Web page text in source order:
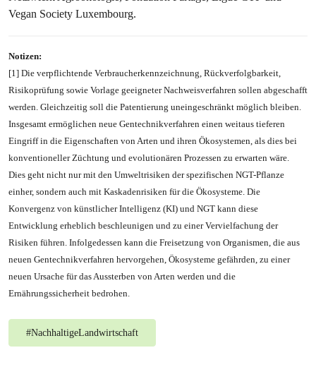
Vegan Society Luxembourg.
Notizen:
[1] Die verpflichtende Verbraucherkennzeichnung, Rückverfolgbarkeit,
Risikoprüfung sowie Vorlage geeigneter Nachweisverfahren sollen abgeschafft
werden. Gleichzeitig soll die Patentierung uneingeschränkt möglich bleiben.
Insgesamt ermöglichen neue Gentechnikverfahren einen weitaus tieferen
Eingriff in die Eigenschaften von Arten und ihren Ökosystemen, als dies bei
konventioneller Züchtung und evolutionären Prozessen zu erwarten wäre.
Dies geht nicht nur mit den Umweltrisiken der spezifischen NGT-Pflanze
einher, sondern auch mit Kaskadenrisiken für die Ökosysteme. Die
Konvergenz von künstlicher Intelligenz (KI) und NGT kann diese
Entwicklung erheblich beschleunigen und zu einer Vervielfachung der
Risiken führen. Infolgedessen kann die Freisetzung von Organismen, die aus
neuen Gentechnikverfahren hervorgehen, Ökosysteme gefährden, zu einer
neuen Ursache für das Aussterben von Arten werden und die
Ernährungssicherheit bedrohen.
#NachhaltigeLandwirtschaft